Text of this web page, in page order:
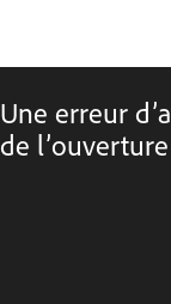
Une erreur
de